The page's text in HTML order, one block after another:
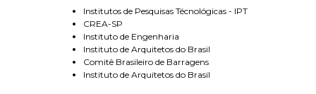
Institutos de Pesquisas Técnológicas - IPT
CREA-SP
Instituto de Engenharia
Instituto de Arquitetos do Brasil
Comitê Brasileiro de Barragens
Instituto de Arquitetos do Brasil